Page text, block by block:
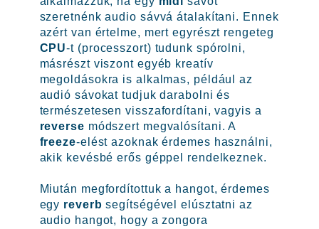
szeretnénk audio sávvá átalakítani. Ennek
azért van értelme, mert egyrészt rengeteg
CPU-t (processzort) tudunk spórolni,
másrészt viszont egyéb kreatív
megoldásokra is alkalmas, például az
audió sávokat tudjuk darabolni és
természetesen visszafordítani, vagyis a
reverse módszert megvalósítani. A
freeze-elést azoknak érdemes használni,
akik kevésbé erős géppel rendelkeznek.
Miután megfordítottuk a hangot, érdemes
egy reverb segítségével elúsztatni az
audio hangot, hogy a zongora